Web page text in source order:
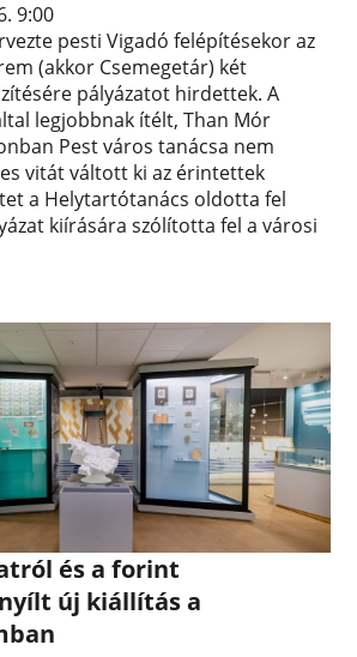
9:00
pesti Vigadó felépítésekor az
(akkor Csemegetár) két
pályázatot hirdettek. A
legjobbnak ítélt, Than Mór
Pest város tanácsa nem
vitát váltott ki az érintettek
a Helytartótanács oldotta fel
kiírására szólította fel a városi
és a forint
új kiállítás a